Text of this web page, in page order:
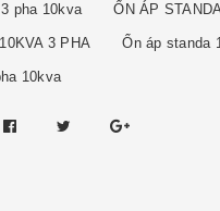
pha 10kva ỔN ÁP
3 PHA Ổn áp standa
10kva